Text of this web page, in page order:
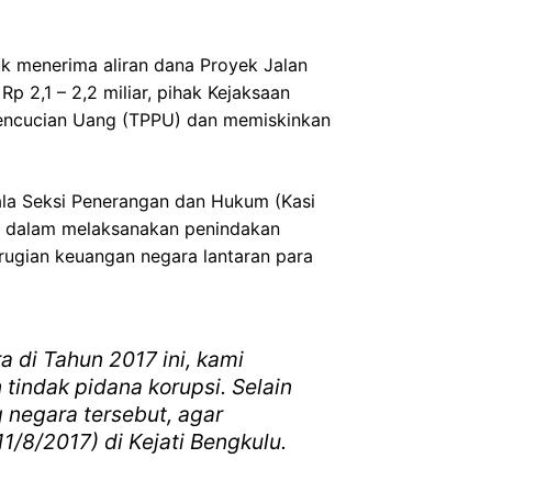
menerima aliran dana Proyek Jalan
2,1 – 2,2 miliar, pihak Kejaksaan
Uang (TPPU) dan memiskinkan
Seksi Penerangan dan Hukum (Kasi
melaksanakan penindakan
keuangan negara lantaran para
di Tahun 2017 ini, kami
pidana korupsi. Selain
negara tersebut, agar
8/2017) di Kejati Bengkulu.